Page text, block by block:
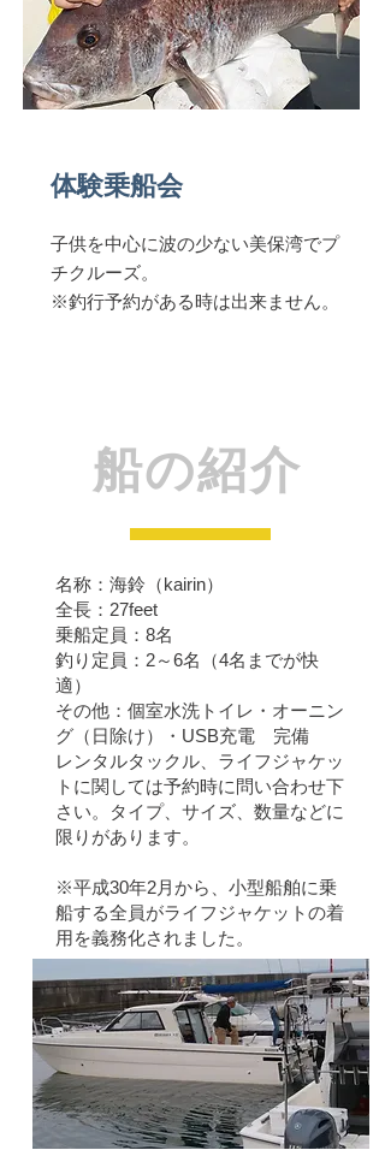
体験乗船会
子供を中心に波の少ない美保湾でプ
チクルーズ。
​※釣行予約がある時は出来ません。
船の紹介
名称：海鈴（kairin）
全長：27feet
乗船定員：8名
釣り定員：2～6名（4名までが快
適）
その他：個室水洗トイレ・オーニン
グ（日除け）・USB充電 完備
​レンタルタックル、ライフジャケッ
トに関しては予約時に問い合わせ下
さい。タイプ、サイズ、数量などに
限りがあります。
※平成30​年2月から、小型船舶に乗
船する全員がライフジャケットの着
用を義務化されました。